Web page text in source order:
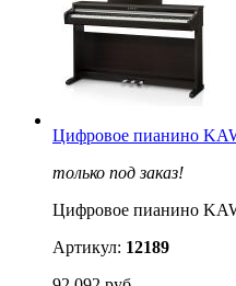
Цифровое пианино
только под заказ!
Цифровое пианино
Артикул: 12189